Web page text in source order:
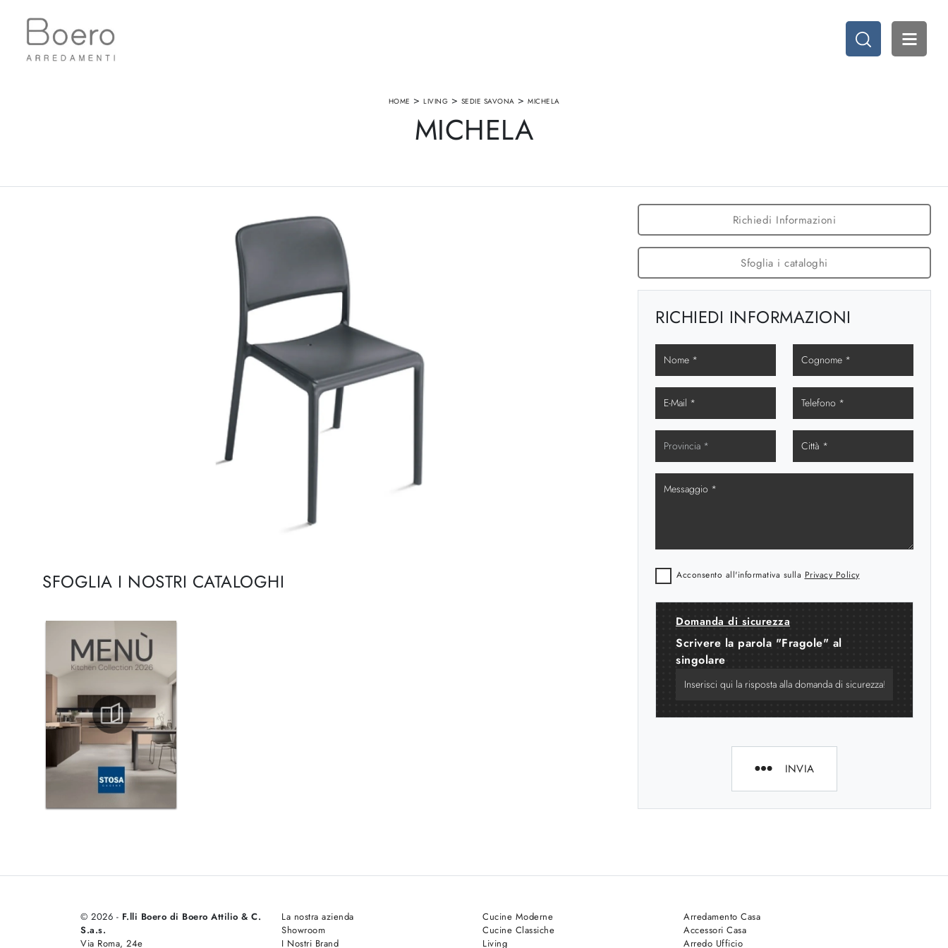
HOME > LIVING > SEDIE SAVONA > MICHELA
MICHELA
SFOGLIA I NOSTRI CATALOGHI
Richiedi Informazioni
Sfoglia i cataloghi
RICHIEDI INFORMAZIONI
Acconsento all'informativa sulla Privacy Policy
Domanda di sicurezza
Scrivere la parola "Fragole" al
singolare
INVIA
© 2026 - F.lli Boero di Boero Attilio & C.
S.a.s.
Via Roma, 24e
La nostra azienda
Showroom
I Nostri Brand
Cucine Moderne
Cucine Classiche
Living
Arredamento Casa
Accessori Casa
Arredo Ufficio